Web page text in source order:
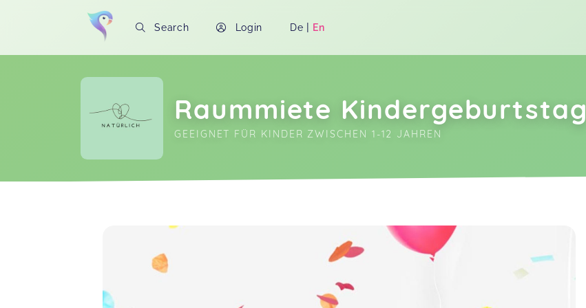
Search Login De | En
Raummiete Kindergeburtstag
GEEIGNET FÜR KINDER ZWISCHEN 1-12 JAHREN